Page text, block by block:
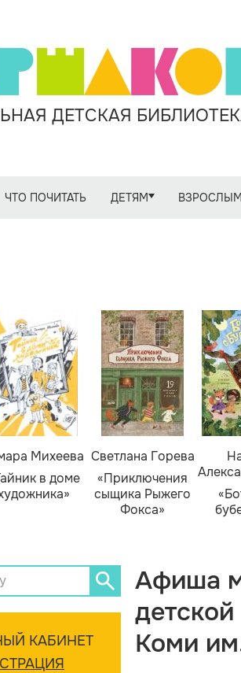
ДЕТСКАЯ
ЧТО ПОЧИТАТЬ ДЕТЯМ
Михеева
в доме
Светлана Горева
«Приключения
сыщика Рыжего
Фокса»
КАБИНЕТ
Афиша
Коми